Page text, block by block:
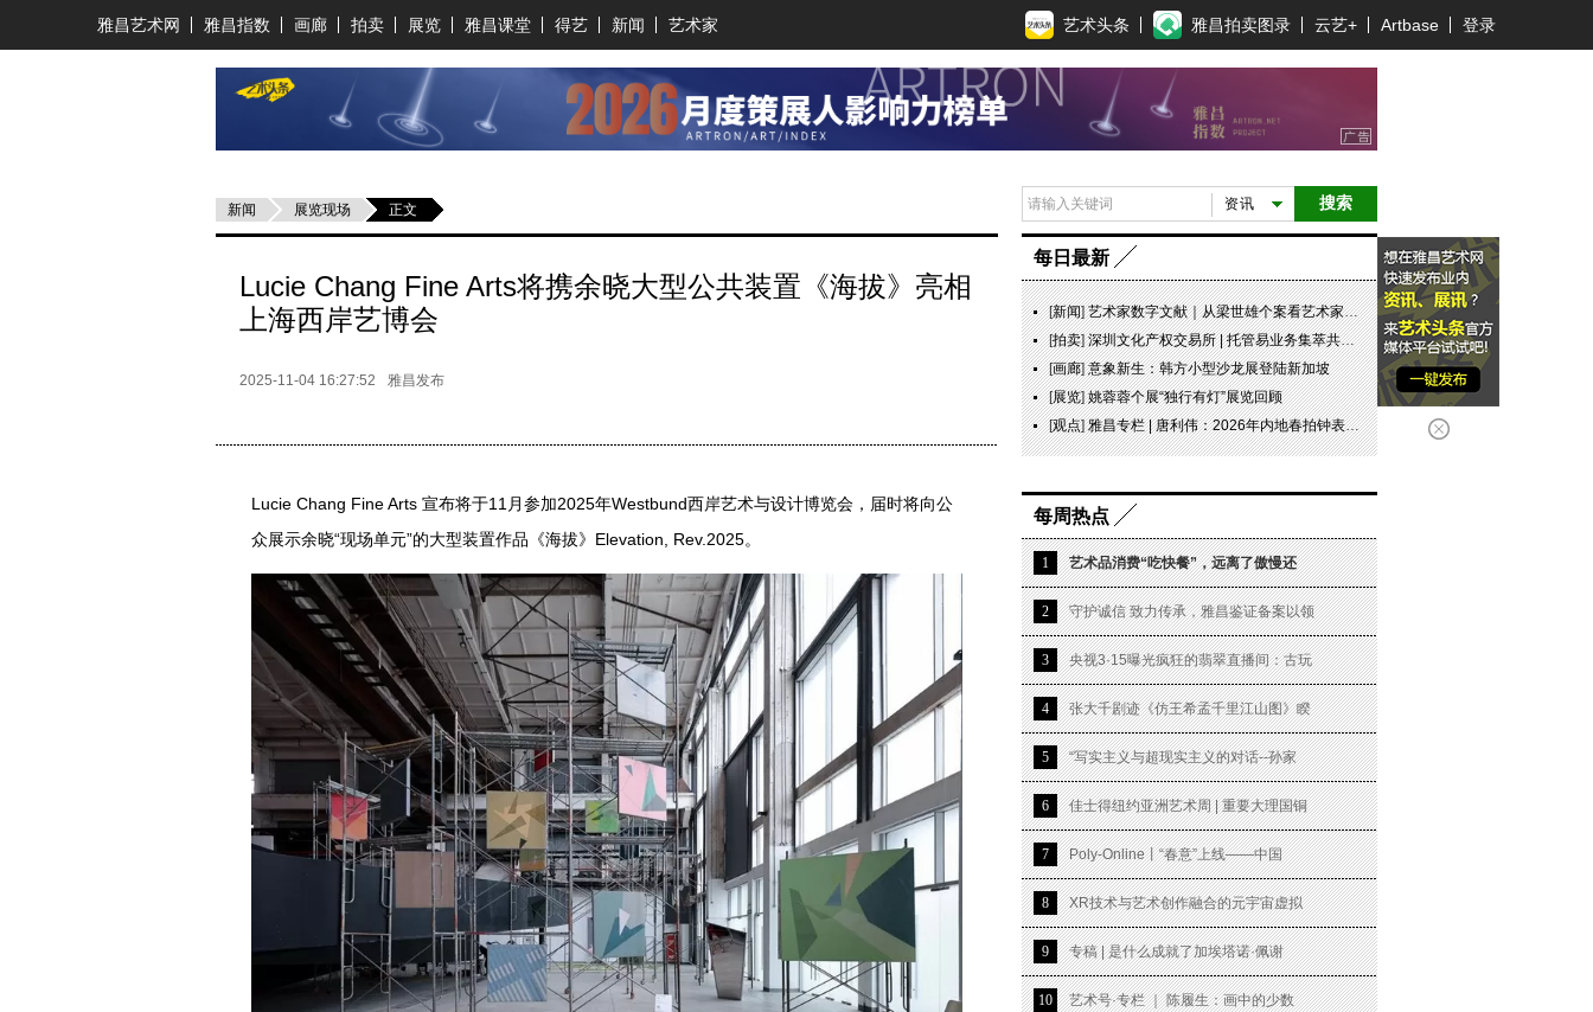
雅昌艺术网 雅昌指数 画廊 拍卖 展览 雅昌课堂 得艺 新闻 艺术家 艺术头条 雅昌拍卖图录 云艺+ Artbase 登录
新闻 展览现场 正文
Lucie Chang Fine Arts将携余晓大型公共装置《海拔》亮相
上海西岸艺博会
2025-11-04 16:27:52 雅昌发布
Lucie Chang Fine Arts 宣布将于11月参加2025年Westbund西岸艺术与设计博览会，届时将向公
众展示余晓“现场单元”的大型装置作品《海拔》Elevation, Rev.2025。
搜索
资讯
每日最新
[新闻]艺术家数字文献｜从梁世雄个案看艺术家艺术数字文献的重要性和紧迫性
[拍卖]深圳文化产权交易所 | 托管易业务集萃共赏 吉光瓷影
[画廊]意象新生：韩方小型沙龙展登陆新加坡
[展览]姚蓉蓉个展“独行有灯”展览回顾
[观点]雅昌专栏 | 唐利伟：2026年内地春拍钟表市场观察 赛道重构、圈层分化与收藏逻辑迭代
每周热点
1 艺术品消费“吃快餐”，远离了傲慢还
2 守护诚信 致力传承，雅昌鉴证备案以领
3 央视3·15曝光疯狂的翡翠直播间：古玩
4 张大千剧迹《仿王希孟千里江山图》睽
5 “写实主义与超现实主义的对话--孙家
6 佳士得纽约亚洲艺术周 | 重要大理国铜
7 Poly-Online丨“春意”上线——中国
8 XR技术与艺术创作融合的元宇宙虚拟
9 专稿 | 是什么成就了加埃塔诺·佩谢
10 艺术号·专栏 ｜ 陈履生：画中的少数